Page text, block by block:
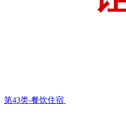
第43类-餐饮住宿